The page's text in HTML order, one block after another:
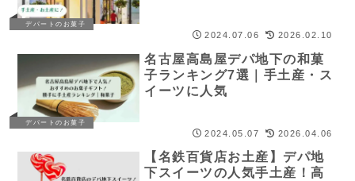
デパートのお菓子
2024.07.06 2026.02.10
デパートのお菓子
名古屋高島屋デパ地下の和菓
子ランキング7選｜手土産・ス
イーツに人気
2024.05.07 2026.04.06
【名鉄百貨店お土産】デパ地
下スイーツの人気手土産！高